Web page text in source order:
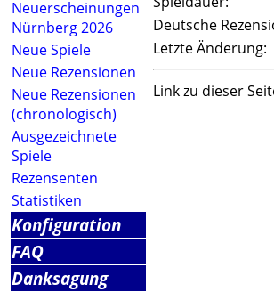
Neuerscheinungen
Nürnberg 2026
Neue Spiele
Neue Rezensionen
Neue Rezensionen
(chronologisch)
Ausgezeichnete
Spiele
Rezensenten
Statistiken
Konfiguration
FAQ
Danksagung
Deutsche
Letzte Änderung:
Link zu dieser